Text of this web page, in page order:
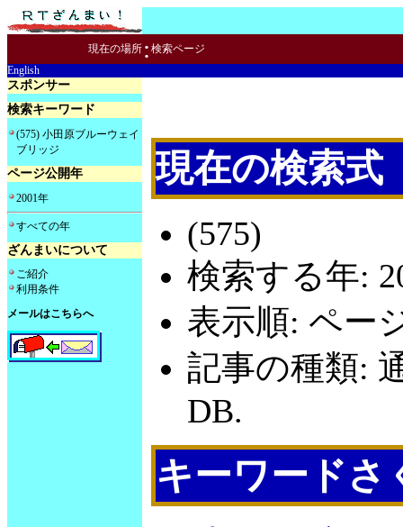
現在の場所 : 検索ページ
English
スポンサー
検索キーワード
(575) 小田原ブルーウェイ
ブリッジ
ページ公開年
2001年
すべての年
ざんまいについて
ご紹介
利用条件
メールはこちらへ
現在の検索式
(575)
検索する年:
表示順: ペー
記事の種類:
DB.
キーワードさ